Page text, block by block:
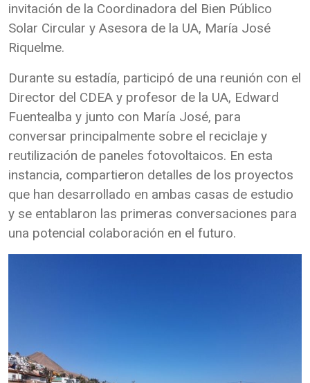
invitación de la Coordinadora del Bien Público
Solar Circular y Asesora de la UA, María José
Riquelme.
Durante su estadía, participó de una reunión con el
Director del CDEA y profesor de la UA, Edward
Fuentealba y junto con María José, para
conversar principalmente sobre el reciclaje y
reutilización de paneles fotovoltaicos. En esta
instancia, compartieron detalles de los proyectos
que han desarrollado en ambas casas de estudio
y se entablaron las primeras conversaciones para
una potencial colaboración en el futuro.